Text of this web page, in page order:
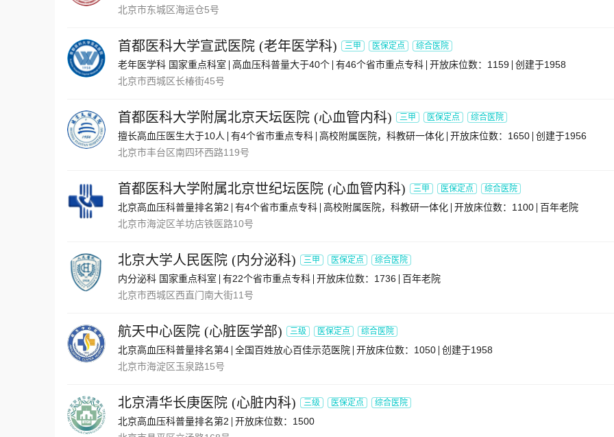
北京市东城区海运仓5号
首都医科大学宣武医院 (老年医学科) 三甲 医保定点 综合医院
老年医学科 国家重点科室 高血压科普量大于40个 有46个省市重点专科 开放床位数：1159 创建于1958
北京市西城区长椿街45号
首都医科大学附属北京天坛医院 (心血管内科) 三甲 医保定点 综合医院
擅长高血压医生大于10人 有4个省市重点专科 高校附属医院，科教研一体化 开放床位数：1650 创建于1956
北京市丰台区南四环西路119号
首都医科大学附属北京世纪坛医院 (心血管内科) 三甲 医保定点 综合医院
北京高血压科普量排名第2 有4个省市重点专科 高校附属医院，科教研一体化 开放床位数：1100 百年老院
北京市海淀区羊坊店铁医路10号
北京大学人民医院 (内分泌科) 三甲 医保定点 综合医院
内分泌科 国家重点科室 有22个省市重点专科 开放床位数：1736
百年老院
北京市西城区西直门南大街11号
航天中心医院 (心脏医学部) 三级 医保定点 综合医院
北京高血压科普量排名第4 全国百姓放心百佳示范医院 开放床位数：1050 创建于1958
北京市海淀区玉泉路15号
北京清华长庚医院 (心脏内科) 三级 医保定点 综合医院
北京高血压科普量排名第2
开放床位数：1500